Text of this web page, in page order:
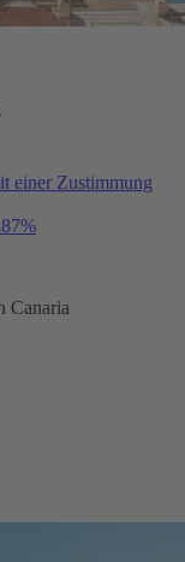
einer Zustimmung
87%
Canaria